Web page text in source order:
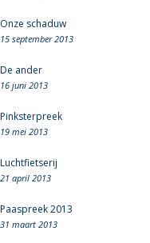
Onze schaduw
15 september 2013
De ander
16 juni 2013
Pinksterpreek
19 mei 2013
Luchtfietserij
21 april 2013
Paaspreek 2013
31 maart 2013